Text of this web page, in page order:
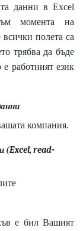
данни в Excel
момента на
всички полета са
трябва да бъде
е работният език
компания.
(Excel, read-
е бил Вашият